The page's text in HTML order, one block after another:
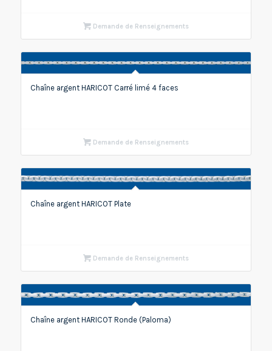
Demande de Renseignements
Chaîne argent HARICOT Carré limé 4 faces
Demande de Renseignements
Chaîne argent HARICOT Plate
Demande de Renseignements
Chaîne argent HARICOT Ronde (Paloma)